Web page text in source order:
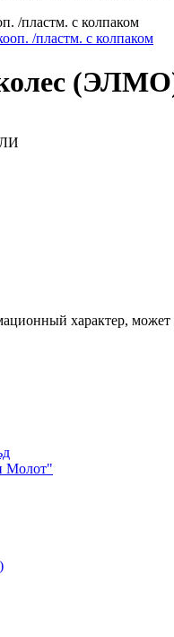
/пластм. с колпаком
характер,
Молот"